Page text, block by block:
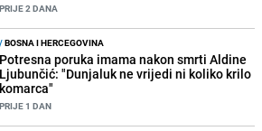
PRIJE 2 DANA
/BOSNA I HERCEGOVINA
Potresna poruka imama nakon smrti Aldine
Ljubunčić: "Dunjaluk ne vrijedi ni koliko krilo
komarca"
PRIJE 1 DAN